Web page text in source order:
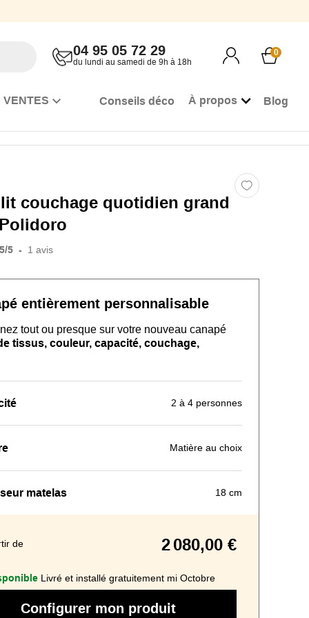
VENTES Conseils déco À propos Blog
04 95 05 72 29
du lundi au samedi de 9h à 18h
0
lit couchage quotidien grand
5/5 - 1 avis
entièrement personnalisable
tout ou presque sur votre nouveau canapé
tissus, couleur, capacité, couchage,
2 à 4 personnes
Matière au choix
matelas 18 cm
de 2 080,00 €
Livré et installé gratuitement mi Octobre
Configurer mon produit